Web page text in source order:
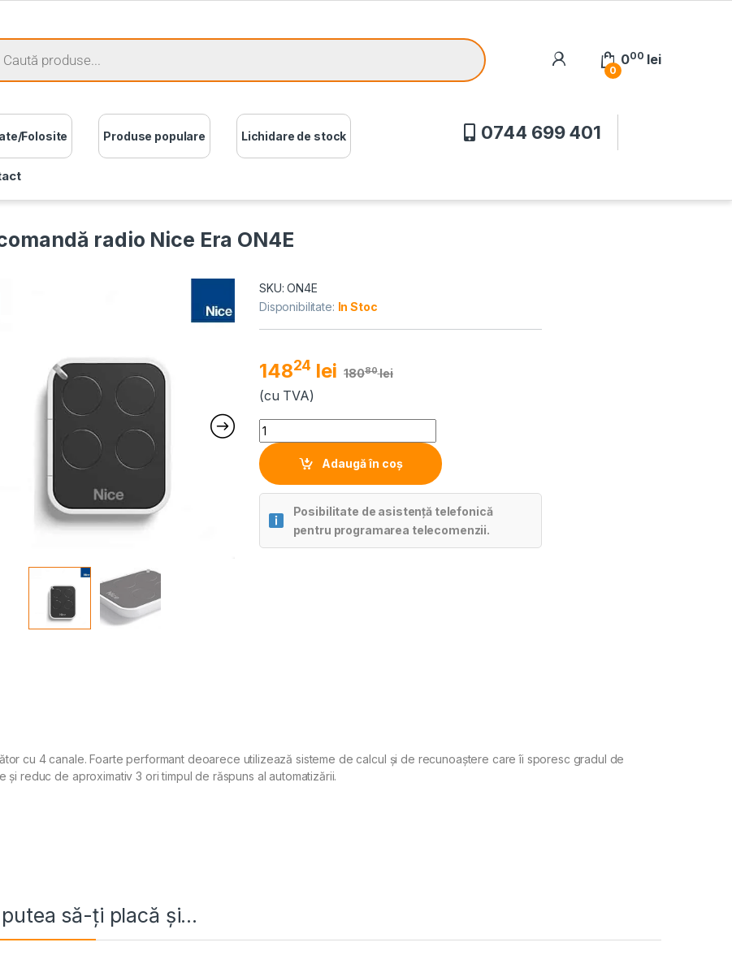
0
000 lei
Folosite Produse populare Lichidare de stock 0744 699 401
radio Nice Era ON4E
SKU: ON4E
Disponibilitate: In Stoc
14824 lei 18080 lei
(cu TVA)
Quantity
Adaugă în coș
Posibilitate de asistență telefonică
pentru programarea telecomenzii.
cu 4 canale. Foarte performant deoarece utilizează sisteme de calcul și de recunoaștere care îi sporesc gradul de
și reduc de aproximativ 3 ori timpul de răspuns al automatizării.
să-ți placă și…